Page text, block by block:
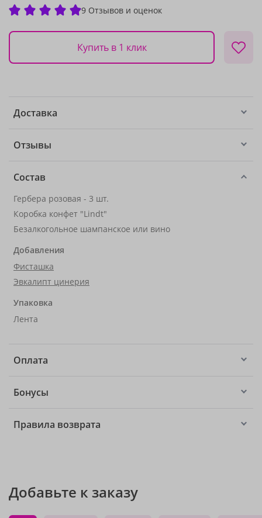
9 Отзывов и оценок
Купить в 1 клик
Доставка
Отзывы
Состав
Гербера розовая - 3 шт.
Коробка конфет "Lindt"
Безалкогольное шампанское или вино
Добавления
Фисташка
Эвкалипт цинерия
Упаковка
Лента
Оплата
Бонусы
Правила возврата
Добавьте к заказу